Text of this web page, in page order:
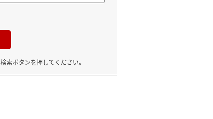
ボタンを押してください。